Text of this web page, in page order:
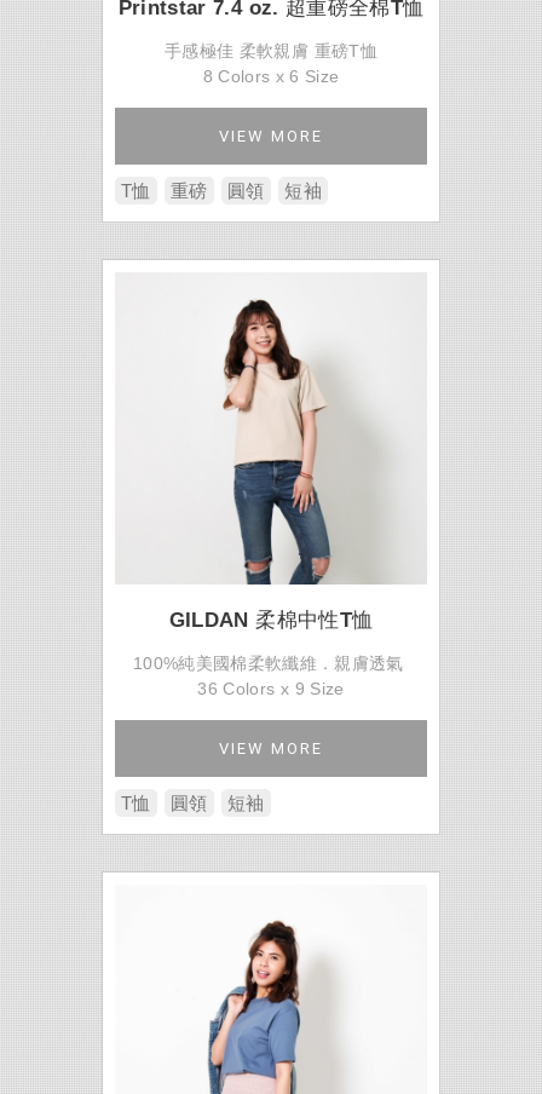
Printstar 7.4 oz. 超重磅全棉T恤
手感極佳 柔軟親膚 重磅T恤
8 Colors x 6 Size
VIEW MORE
T恤 重磅 圓領 短袖
GILDAN 柔棉中性T恤
100%純美國棉柔軟纖維．親膚透氣
36 Colors x 9 Size
VIEW MORE
T恤 圓領 短袖